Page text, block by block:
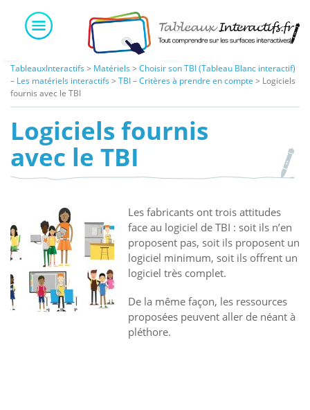
content
TableauxInteractifs > Matériels > Choisir son TBI (Tableau Blanc interactif)
– Les matériels interactifs > TBI – Critères à prendre en compte > Logiciels
fournis avec le TBI
Logiciels fournis
avec le TBI
Les fabricants ont trois attitudes
face au logiciel de TBI : soit ils n’en
proposent pas, soit ils proposent un
logiciel minimum, soit ils offrent un
logiciel très complet.
De la même façon, les ressources
proposées peuvent aller de néant à
pléthore.